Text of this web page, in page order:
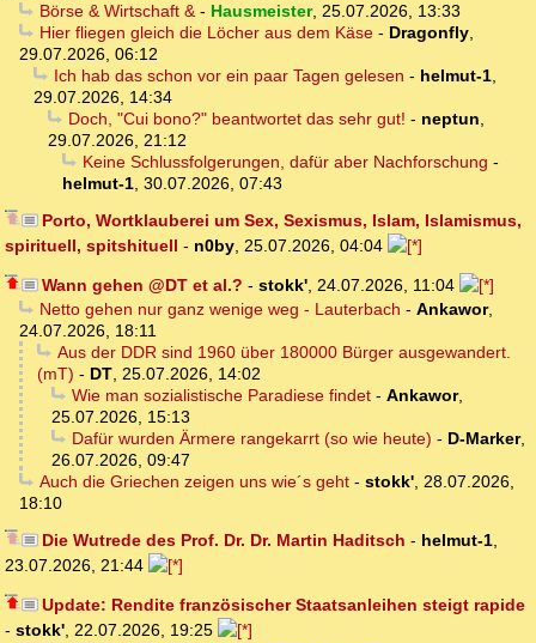
Börse & Wirtschaft &- Hausmeister, 25.07.2026, 13:33
Hier fliegen gleich die Löcher aus dem Käse- Dragonfly,
29.07.2026, 06:12
Ich hab das schon vor ein paar Tagen gelesen - helmut-1,
29.07.2026, 14:34
Doch, "Cui bono?" beantwortet das sehr gut! - neptun,
29.07.2026, 21:12
Keine Schlussfolgerungen, dafür aber Nachforschung -
helmut-1, 30.07.2026, 07:43
Porto, Wortklauberei um Sex, Sexismus, Islam, Islamismus,
spirituell, spitshituell - n0by, 25.07.2026, 04:04
Wann gehen @DT et al.? - stokk', 24.07.2026, 11:04
Netto gehen nur ganz wenige weg - Lauterbach - Ankawor,
24.07.2026, 18:11
Aus der DDR sind 1960 über 180000 Bürger ausgewandert.
(mT) - DT, 25.07.2026, 14:02
Wie man sozialistische Paradiese findet- Ankawor,
25.07.2026, 15:13
Dafür wurden Ärmere rangekarrt (so wie heute) - D-Marker,
26.07.2026, 09:47
Auch die Griechen zeigen uns wie´s geht- stokk', 28.07.2026,
18:10
Die Wutrede des Prof. Dr. Dr. Martin Haditsch - helmut-1,
23.07.2026, 21:44
Update: Rendite französischer Staatsanleihen steigt rapide
- stokk', 22.07.2026, 19:25